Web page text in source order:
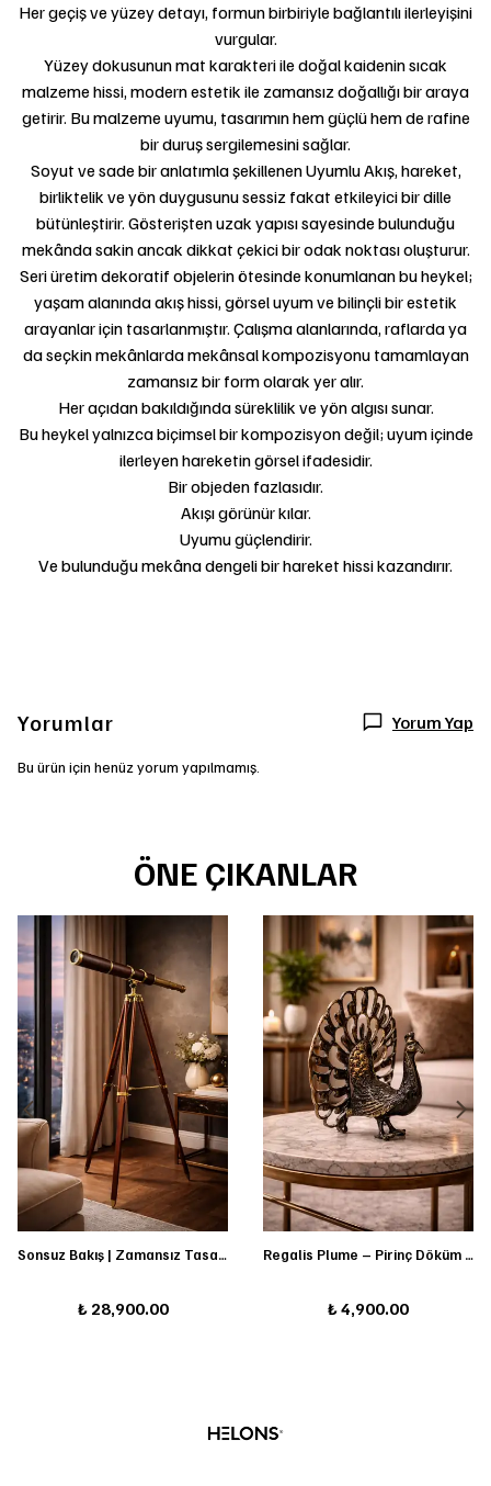
Her geçiş ve yüzey detayı, formun birbiriyle bağlantılı ilerleyişini
vurgular.
Yüzey dokusunun mat karakteri ile doğal kaidenin sıcak
malzeme hissi, modern estetik ile zamansız doğallığı bir araya
getirir. Bu malzeme uyumu, tasarımın hem güçlü hem de rafine
bir duruş sergilemesini sağlar.
Soyut ve sade bir anlatımla şekillenen Uyumlu Akış, hareket,
birliktelik ve yön duygusunu sessiz fakat etkileyici bir dille
bütünleştirir. Gösterişten uzak yapısı sayesinde bulunduğu
mekânda sakin ancak dikkat çekici bir odak noktası oluşturur.
Seri üretim dekoratif objelerin ötesinde konumlanan bu heykel;
yaşam alanında akış hissi, görsel uyum ve bilinçli bir estetik
arayanlar için tasarlanmıştır. Çalışma alanlarında, raflarda ya
da seçkin mekânlarda mekânsal kompozisyonu tamamlayan
zamansız bir form olarak yer alır.
Her açıdan bakıldığında süreklilik ve yön algısı sunar.
Bu heykel yalnızca biçimsel bir kompozisyon değil; uyum içinde
ilerleyen hareketin görsel ifadesidir.
Bir objeden fazlasıdır.
Akışı görünür kılar.
Uyumu güçlendirir.
Ve bulunduğu mekâna dengeli bir hareket hissi kazandırır.
Yorumlar Yorum Yap
Bu ürün için henüz yorum yapılmamış.
ÖNE ÇIKANLAR
Sonsuz Bakış | Zamansız Tasarım
₺ 28,900.00
Regalis Plume – Pirinç Döküm İhtişamlı Tavus Kuşu Heykeli
₺ 4,900.00